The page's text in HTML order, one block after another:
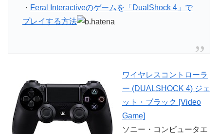
・ Feral Interactiveのゲームを「DualShock 4」で
プレイする方法
ワイヤレスコントローラ
ー (DUALSHOCK 4) ジェ
ット・ブラック [Video
Game]
ソニー・コンピュータエ